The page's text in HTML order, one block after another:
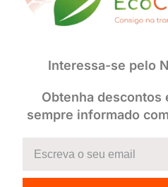
Interessa-se pelo
Obtenha descontos
sempre informado